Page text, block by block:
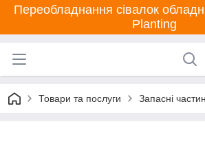
Переобладнання сівалок
Planting
Товари та послуги Запасні